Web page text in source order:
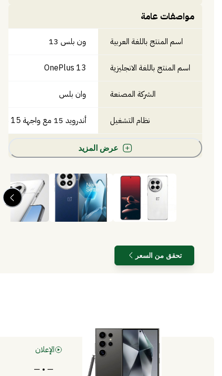
مواصفات عامة
اسم المنتج باللغة العربية ون بلس 13
اسم المنتج باللغة الانجليزية OnePlus 13
الشركة المصنعة وان بلس
نظام التشغيل أندرويد 15 مع واجهة OxygenOS 15
عرض المزيد
تحقق من السعر
الإعلان
— • —